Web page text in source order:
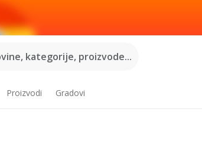
kategorije, proizvode...
Proizvodi Gradovi